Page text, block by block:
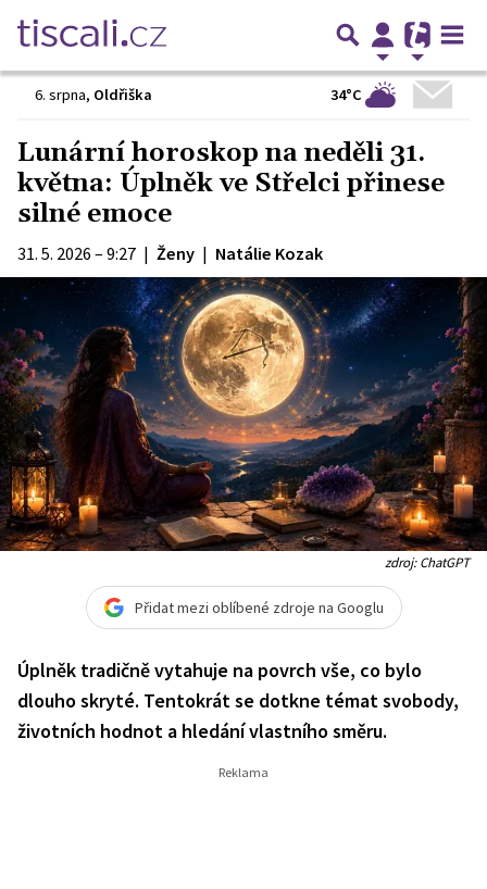
6. srpna, Oldřiška 34°C
Lunární horoskop na neděli 31.
května: Úplněk ve Střelci přinese
silné emoce
31. 5. 2026 – 9:27 | Ženy | Natálie Kozak
zdroj: ChatGPT
Přidat mezi oblíbené zdroje na Googlu
Úplněk tradičně vytahuje na povrch vše, co bylo
dlouho skryté. Tentokrát se dotkne témat svobody,
životních hodnot a hledání vlastního směru.